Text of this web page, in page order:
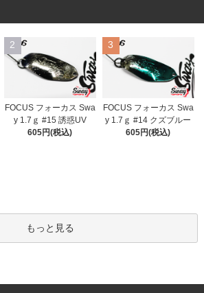
2
FOCUS フォーカス Swa
y 1.7ｇ #15 誘惑UV
605円(税込)
3
FOCUS フォーカス Swa
y 1.7ｇ #14 クズブルー
605円(税込)
もっと見る